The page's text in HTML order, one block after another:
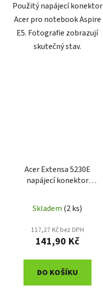
Použitý napájecí konektor
Acer pro notebook Aspire
E5. Fotografie zobrazují
skutečný stav.
Acer Extensa 5230E
napájecí konektor
Skladem (2 ks)
117,27 Kč bez DPH
141,90 Kč
DO KOŠÍKU